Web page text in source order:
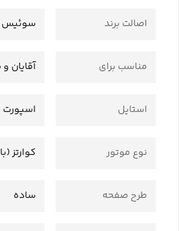
اصالت برند سوئیس
مناسب برای آقایان و
استایل اسپورت
نوع موتور کوارتز
طرح صفحه ساده